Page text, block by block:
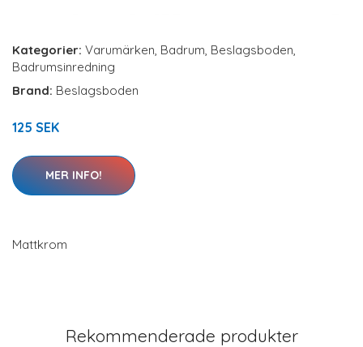
Kategorier: Varumärken, Badrum, Beslagsboden,
Badrumsinredning
Brand: Beslagsboden
125 SEK
MER INFO!
Mattkrom
Rekommenderade produkter